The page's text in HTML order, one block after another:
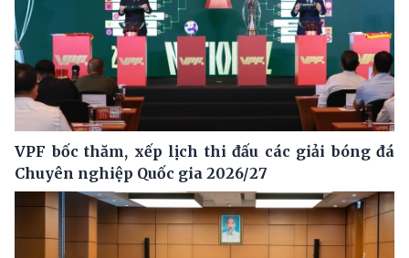
VPF bốc thăm, xếp lịch thi đấu các giải bóng đá
Chuyên nghiệp Quốc gia 2026/27